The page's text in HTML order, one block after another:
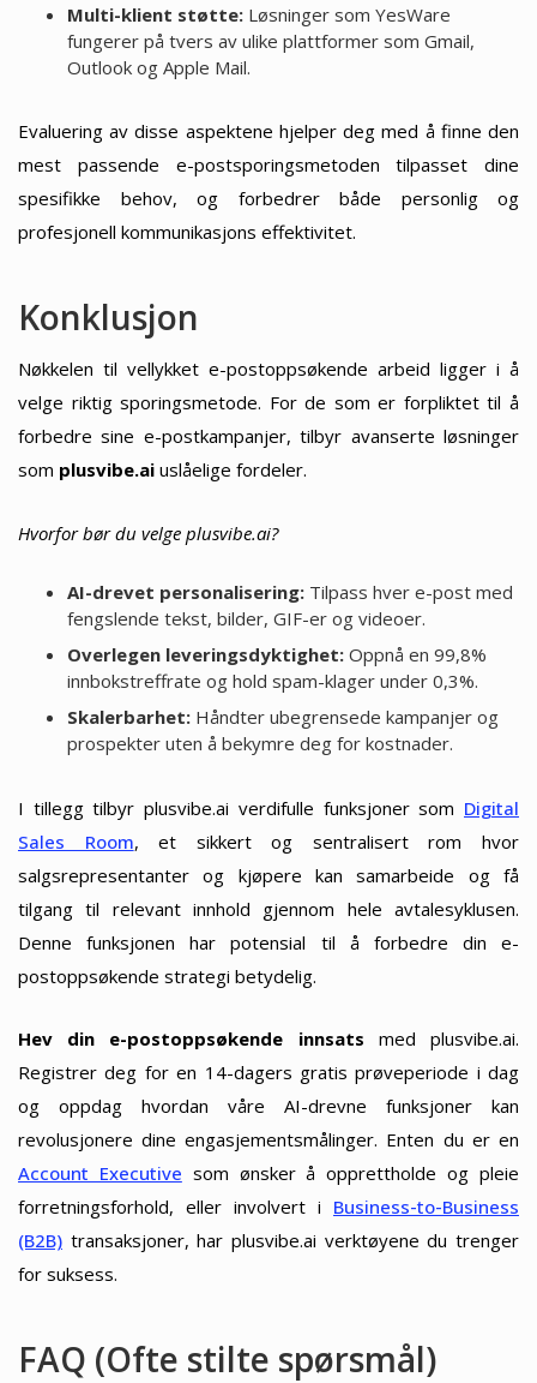
Multi-klient støtte:Løsninger som YesWare
fungerer på tvers av ulike plattformer som Gmail,
Outlook og Apple Mail.
Evaluering av disse aspektene hjelper deg med å finne den
mest passende e-postsporingsmetoden tilpasset dine
spesifikke behov, og forbedrer både personlig og
profesjonell kommunikasjons effektivitet.
Konklusjon
Nøkkelen til vellykket e-postoppsøkende arbeid ligger i å
velge riktig sporingsmetode. For de som er forpliktet til å
forbedre sine e-postkampanjer, tilbyr avanserte løsninger
som plusvibe.ai uslåelige fordeler.
Hvorfor bør du velge plusvibe.ai?
AI-drevet personalisering:Tilpass hver e-post med
fengslende tekst, bilder, GIF-er og videoer.
Overlegen leveringsdyktighet:Oppnå en 99,8%
innbokstreffrate og hold spam-klager under 0,3%.
Skalerbarhet:Håndter ubegrensede kampanjer og
prospekter uten å bekymre deg for kostnader.
I tillegg tilbyr plusvibe.ai verdifulle funksjoner som Digital
Sales Room, et sikkert og sentralisert rom hvor
salgsrepresentanter og kjøpere kan samarbeide og få
tilgang til relevant innhold gjennom hele avtalesyklusen.
Denne funksjonen har potensial til å forbedre din e-
postoppsøkende strategi betydelig.
Hev din e-postoppsøkende innsats med plusvibe.ai.
Registrer deg for en 14-dagers gratis prøveperiode i dag
og oppdag hvordan våre AI-drevne funksjoner kan
revolusjonere dine engasjementsmålinger. Enten du er en
Account Executive som ønsker å opprettholde og pleie
forretningsforhold, eller involvert i Business-to-Business
(B2B) transaksjoner, har plusvibe.ai verktøyene du trenger
for suksess.
FAQ (Ofte stilte spørsmål)